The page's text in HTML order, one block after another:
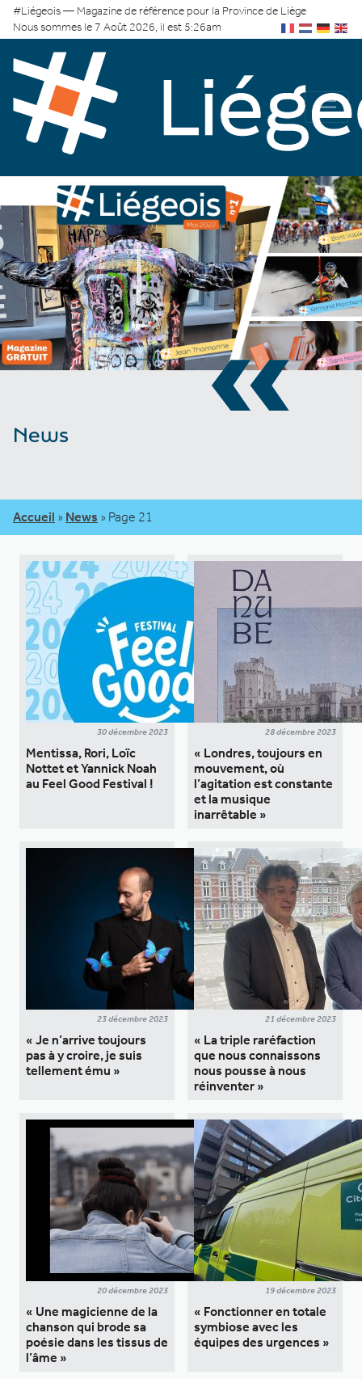
#Liégeois — Magazine de référence pour la Province de Liège
Nous sommes le 7 Août 2026, il est 5:26am
«
News
Accueil » News » Page 21
30 décembre 2023
Mentissa, Rori, Loïc
Nottet et Yannick Noah
au Feel Good Festival !
28 décembre 2023
« Londres, toujours en
mouvement, où
l’agitation est constante
et la musique
inarrêtable »
23 décembre 2023
« Je n’arrive toujours
pas à y croire, je suis
tellement ému »
21 décembre 2023
« La triple raréfaction
que nous connaissons
nous pousse à nous
réinventer »
20 décembre 2023
« Une magicienne de la
chanson qui brode sa
poésie dans les tissus de
l’âme »
19 décembre 2023
« Fonctionner en totale
symbiose avec les
équipes des urgences »